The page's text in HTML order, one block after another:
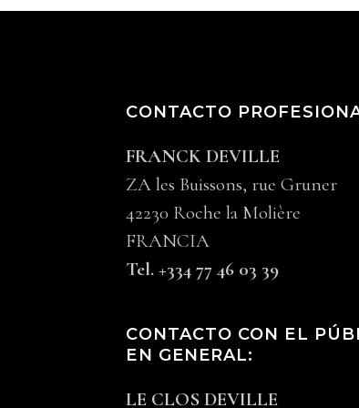
CONTACTO
FRANCK DEVILLE
ZA les Buissons, rue Gruner
42230 Roche la Molière
FRANCIA
Tel. +334 77 46 03 39
CONTACTO CON EL
EN GENERAL:
LE CLOS DEVILLE